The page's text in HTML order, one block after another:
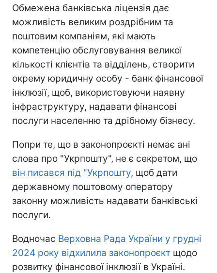
Обмежена банківська ліцензія дає
можливість великим роздрібним та
поштовим компаніям, які мають
компетенцію обслуговування великої
кількості клієнтів та відділень, створити
окрему юридичну особу - банк фінансової
інклюзії, щоб, використовуючи наявну
інфраструктуру, надавати фінансові
послуги населенню та дрібному бізнесу.
Попри те, що в законопроєкті немає ані
слова про "Укрпошту", не є секретом, що
він писався під "Укрпошту, щоб дати
державному поштовому оператору
законну можливість надавати банківські
послуги.
Водночас Верховна Рада України у грудні
2024 року відхилила законопроєкт щодо
розвитку фінансової інклюзії в Україні.